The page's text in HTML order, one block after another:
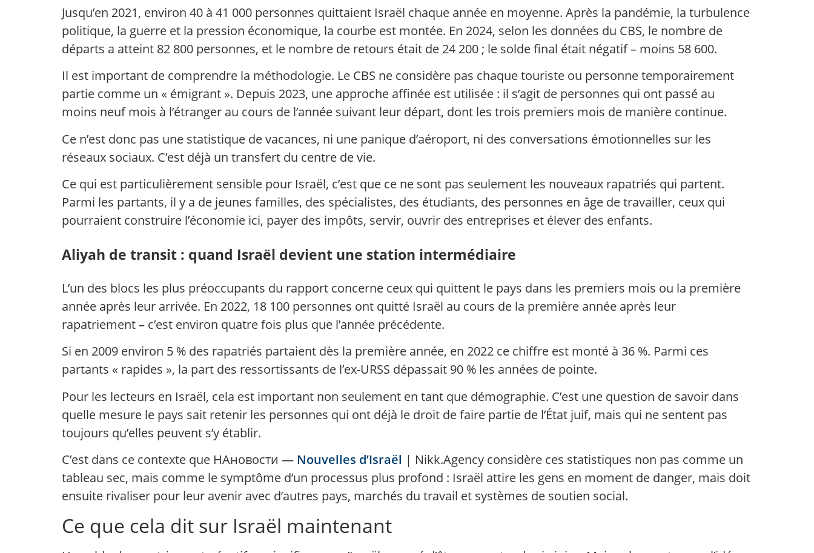
Jusqu’en 2021, environ 40 à 41 000 personnes quittaient Israël chaque année en moyenne. Après la pandémie, la turbulence
politique, la guerre et la pression économique, la courbe est montée. En 2024, selon les données du CBS, le nombre de
départs a atteint 82 800 personnes, et le nombre de retours était de 24 200 ; le solde final était négatif – moins 58 600.
Il est important de comprendre la méthodologie. Le CBS ne considère pas chaque touriste ou personne temporairement
partie comme un « émigrant ». Depuis 2023, une approche affinée est utilisée : il s’agit de personnes qui ont passé au
moins neuf mois à l’étranger au cours de l’année suivant leur départ, dont les trois premiers mois de manière continue.
Ce n’est donc pas une statistique de vacances, ni une panique d’aéroport, ni des conversations émotionnelles sur les
réseaux sociaux. C’est déjà un transfert du centre de vie.
Ce qui est particulièrement sensible pour Israël, c’est que ce ne sont pas seulement les nouveaux rapatriés qui partent.
Parmi les partants, il y a de jeunes familles, des spécialistes, des étudiants, des personnes en âge de travailler, ceux qui
pourraient construire l’économie ici, payer des impôts, servir, ouvrir des entreprises et élever des enfants.
Aliyah de transit : quand Israël devient une station intermédiaire
L’un des blocs les plus préoccupants du rapport concerne ceux qui quittent le pays dans les premiers mois ou la première
année après leur arrivée. En 2022, 18 100 personnes ont quitté Israël au cours de la première année après leur
rapatriement – c’est environ quatre fois plus que l’année précédente.
Si en 2009 environ 5 % des rapatriés partaient dès la première année, en 2022 ce chiffre est monté à 36 %. Parmi ces
partants « rapides », la part des ressortissants de l’ex-URSS dépassait 90 % les années de pointe.
Pour les lecteurs en Israël, cela est important non seulement en tant que démographie. C’est une question de savoir dans
quelle mesure le pays sait retenir les personnes qui ont déjà le droit de faire partie de l’État juif, mais qui ne sentent pas
toujours qu’elles peuvent s’y établir.
C’est dans ce contexte que НАновости — Nouvelles d’Israël | Nikk.Agency considère ces statistiques non pas comme un
tableau sec, mais comme le symptôme d’un processus plus profond : Israël attire les gens en moment de danger, mais doit
ensuite rivaliser pour leur avenir avec d’autres pays, marchés du travail et systèmes de soutien social.
Ce que cela dit sur Israël maintenant